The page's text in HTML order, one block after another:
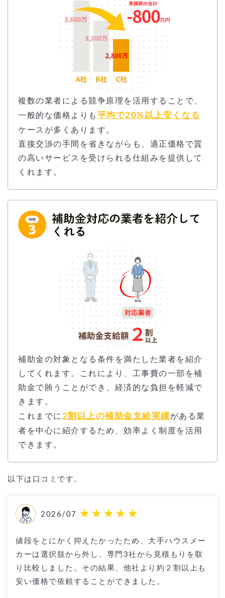
複数の業者による競争原理を活用することで、
一般的な価格よりも 平均で20%以上安くなる
ケースが多くあります。
直接交渉の手間を省きながらも、適正価格で質
の高いサービスを受けられる仕組みを提供して
くれます。
補助金の対象となる条件を満たした業者を紹介
してくれます。これにより、工事費の一部を補
助金で賄うことができ、経済的な負担を軽減で
きます。
これまでに2割以上の補助金支給実績がある業
者を中心に紹介するため、効率よく制度を活用
できます。
以下は口コミです。
2026/07
値段をとにかく抑えたかったため、大手ハウスメー
カーは選択肢から外し、専門3社から見積もりを取
り比較しました。その結果、他社より約２割以上も
安い価格で依頼することができました。